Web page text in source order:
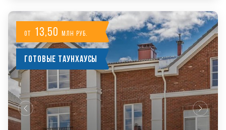
от 13,50 млн руб.
Готовые таунхаусы